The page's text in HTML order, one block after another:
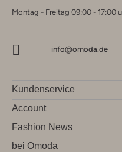
Montag - Freitag 09:00 - 17:00
info@omoda.de
Kundenservice
Account
Fashion News
bei Omoda